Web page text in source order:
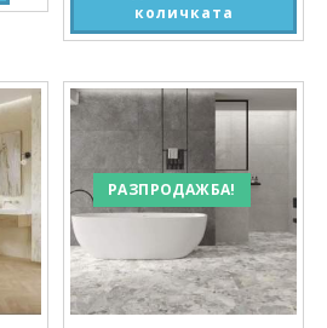
количката
РАЗПРОДАЖБА!